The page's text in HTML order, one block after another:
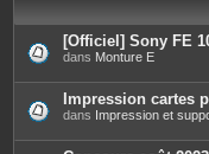
[Officiel] Sony FE
dans Monture E
Impression cartes
dans Impression et